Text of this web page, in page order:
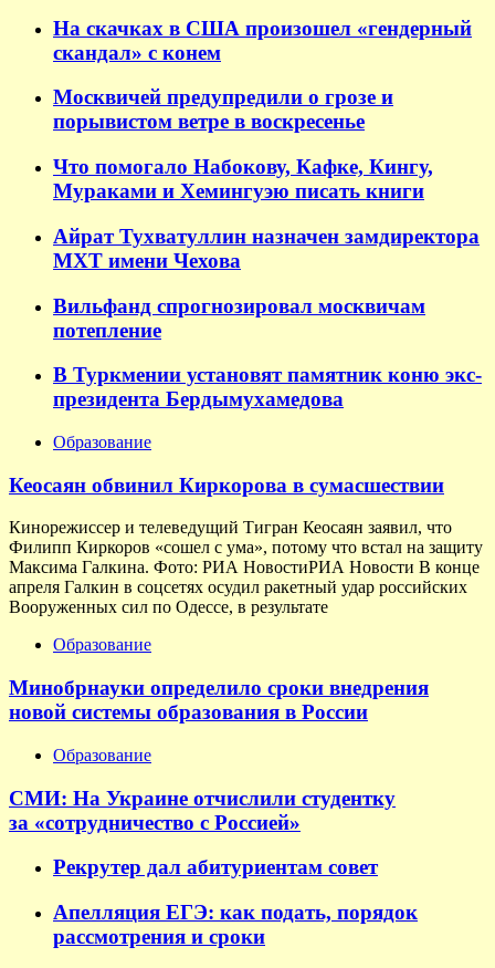
На скачках в США произошел «гендерный
скандал» с конем
Москвичей предупредили о грозе и
порывистом ветре в воскресенье
Что помогало Набокову, Кафке, Кингу,
Мураками и Хемингуэю писать книги
Айрат Тухватуллин назначен замдиректора
МХТ имени Чехова
Вильфанд спрогнозировал москвичам
потепление
В Туркмении установят памятник коню экс-
президента Бердымухамедова
Образование
Кеосаян обвинил Киркорова в сумасшествии
Кинорежиссер и телеведущий Тигран Кеосаян заявил, что
Филипп Киркоров «сошел с ума», потому что встал на защиту
Максима Галкина. Фото: РИА НовостиРИА Новости В конце
апреля Галкин в соцсетях осудил ракетный удар российских
Вооруженных сил по Одессе, в результате
Образование
Минобрнауки определило сроки внедрения
новой системы образования в России
Образование
СМИ: На Украине отчислили студентку
за «сотрудничество с Россией»
Рекрутер дал абитуриентам совет
Апелляция ЕГЭ: как подать, порядок
рассмотрения и сроки